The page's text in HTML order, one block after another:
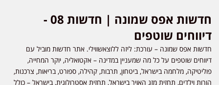
חדשות אפס שמונה | חדשות 08 -
דיווחים שוטפים
חדשות אפס שמונה – עורכת: ליזה ללוצאשווילי. אתר חדשות מוביל עם
דיווחים שוטפים על כל מה שמעניין במדינה – אקטואליה, יוקר המחייה,
פוליטיקה, מלחמה בישראל, ביטחון, תרבות, קהילה, ספורט, בריאות, צרכנות,
הורות וילדים, תחזית מזג האויר בישראל, תחזית אסטרולוגית, בישראל – כולל